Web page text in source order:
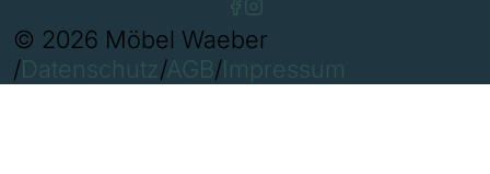
© 2026 Möbel Waeber
/Datenschutz/AGB/Impressum